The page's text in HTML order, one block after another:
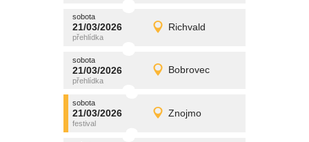
sobota
21/03/2026 Richvald
sobota
21/03/2026 Detail
promítání
sobota
21/03/2026 Bobrovec
sobota
21/03/2026 Detail
promítání
sobota
21/03/2026 Znojmo
sobota
21/03/2026 Detail
promítání